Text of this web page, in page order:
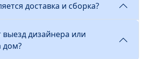
доставка и сборка?
выезд дизайнера или
дом?